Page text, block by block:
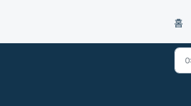
홈